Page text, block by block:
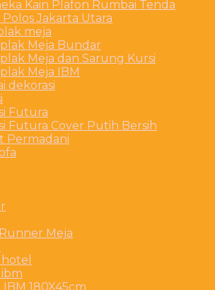
Kain Plafon Rumbai Tenda
Jakarta Utara
meja
Meja Bundar
Meja dan Sarung Kursi
Meja IBM
dekorasi
Futura
Futura Cover Putih Bersih
Permadani
Meja
180X45cm